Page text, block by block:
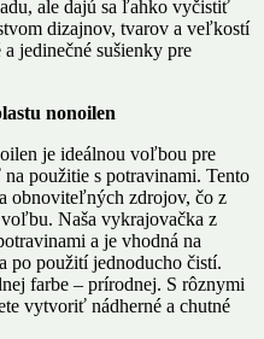
ale dajú sa ľahko vyčistiť
dizajnov, tvarov a veľkostí
jedinečné sušienky pre
nonoilen
je ideálnou voľbou pre
použitie s potravinami. Tento
obnoviteľných zdrojov, čo z
Naša vykrajovačka z
a je vhodná na
po použití jednoducho čistí.
farbe – prírodnej. S rôznymi
vytvoriť nádherné a chutné